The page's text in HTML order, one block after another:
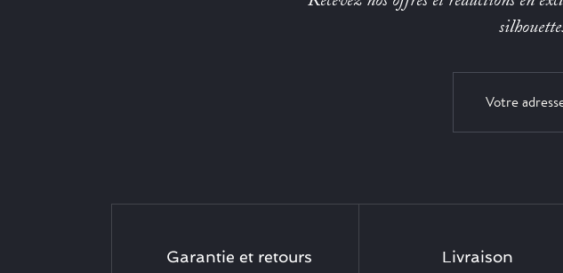
Garantie et retours Livraison